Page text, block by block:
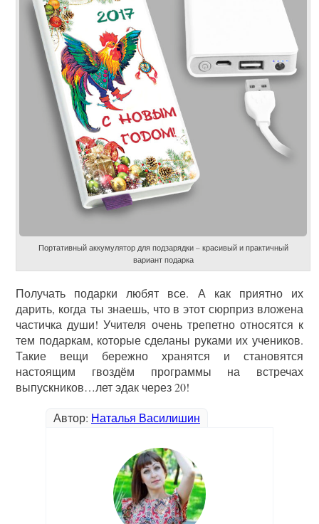
Портативный аккумулятор для подзарядки – красивый и практичный
вариант подарка
Получать подарки любят все. А как приятно их
дарить, когда ты знаешь, что в этот сюрприз вложена
частичка души! Учителя очень трепетно относятся к
тем подаркам, которые сделаны руками их учеников.
Такие вещи бережно хранятся и становятся
настоящим гвоздём программы на встречах
выпускников…лет эдак через 20!
Автор: Наталья Василишин